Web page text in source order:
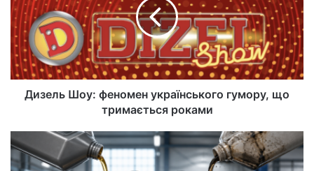
Дизель Шоу: феномен українського гумору, що
тримається роками